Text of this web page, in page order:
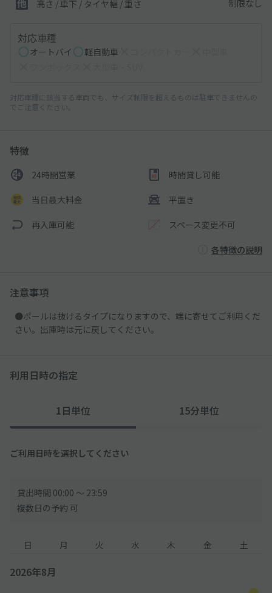
高さ / 車下 / タイヤ幅 / 重さ 制限なし
対応車種
オートバイ 軽自動車
対応車種に該当する車両でも、サイズ制限を超えるものは駐車できませんの
でご注意ください。
特徴
24時間営業 時間貸し可能
当日最大料金 平置き
再入庫可能 スペース変更不可
各特徴の説明
注意事項
●ポールは抜けるタイプになりますので、端に寄せてご利用くだ
さい。出庫時は元に戻してください。
利用日時の指定
1日単位 15分単位
ご利用日時を選択してください
貸出時間 00:00 〜 23:59
複数日の予約 可
日 月 火 水 木 金 土
2026年8月